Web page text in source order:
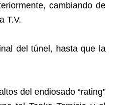
cambiando de
T.V.
del túnel, hasta que la
del endiosado “rating”